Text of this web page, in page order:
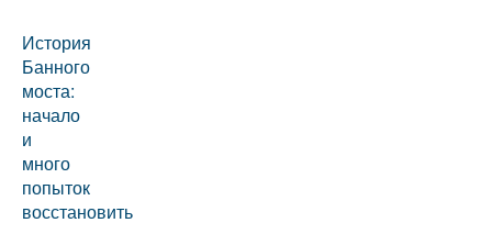
История
Банного
моста:
начало
и
много
попыток
восстановить